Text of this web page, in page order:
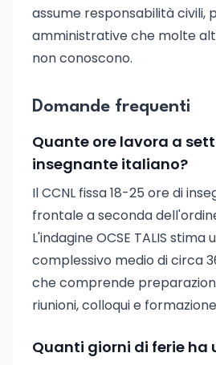
assume responsabilità civili,
amministrative che molte
non conoscono.
Domande frequenti
Quante ore lavora a
insegnante italiano?
Il CCNL fissa 18-25 ore di
frontale a seconda
L'indagine OCSE TALIS stima
complessivo medio di circa
che comprende
riunioni, colloqui e
Quanti giorni di ferie ha